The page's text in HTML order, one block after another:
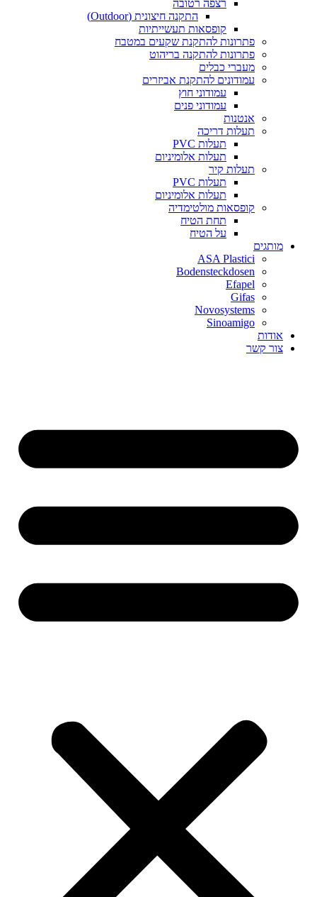
רצפה רטובה
התקנה חיצונית (Outdoor)
קופסאות תעשייתיות
פתרונות להתקנת שקעים במטבח
פתרונות להתקנה בריהוט
מעברי כבלים
עמודונים להתקנת אביזרים
עמודוני חוץ
עמודוני פנים
אנטנות
תעלות דריכה
תעלות PVC
תעלות אלומיניום
תעלות קיר
תעלות PVC
תעלות אלומיניום
קופסאות מולטימדיה
תחת הטיח
על הטיח
מותגים
ASA Plastici
Bodensteckdosen
Efapel
Gifas
Novosystems
Sinoamigo
אודות
צור קשר